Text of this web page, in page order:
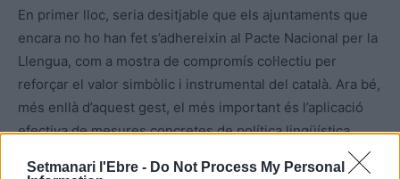
Setmanari l'Ebre - Do Not Process My Personal
En primer lloc, seria desitjable que els ajuntaments que
encara no ho han fet s’adhereixin al Pacte Nacional per la
Llengua, com a mostra de compromís col·lectiu per
reforçar el valor simbòlic i instrumental del català. Ara bé,
més enllà d’aquest gest, el més important és l’aplicació
efectiva de mesures concretes de política lingüística.